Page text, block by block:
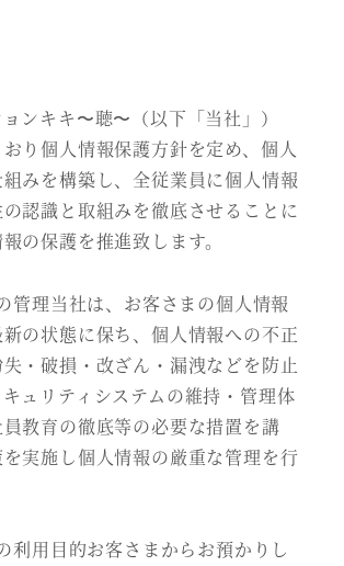
ンキキ〜聴〜（以下「当社」）
り個人情報保護方針を定め、個人
みを構築し、全従業員に個人情報
認識と取組みを徹底させることに
の保護を推進致します。
管理当社は、お客さまの個人情報
の状態に保ち、個人情報への不正
・破損・改ざん・漏洩などを防止
ュリティシステムの維持・管理体
教育の徹底等の必要な措置を講
実施し個人情報の厳重な管理を行
利用目的お客さまからお預かりし